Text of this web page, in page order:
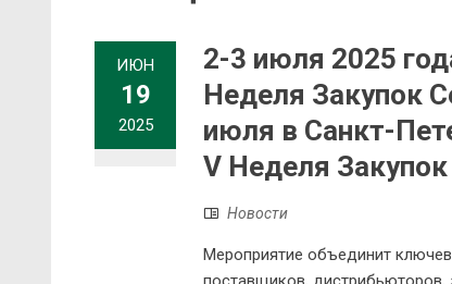
ИЮН
19
2025
2-3 июля 2025
Неделя Закупок
июля в Санкт-
V Неделя
Новости
Мероприятие объединит